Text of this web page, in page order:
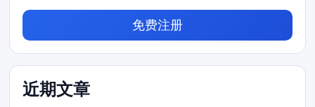
免费注册
近期文章